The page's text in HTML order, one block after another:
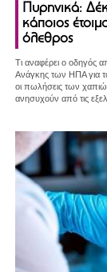
Πυρηνικά:
κάποιος
όλεθρος
Τι αναφέρει ο οδηγός
Ανάγκης των ΗΠΑ για το
οι πωλήσεις των
ανησυχούν από τις